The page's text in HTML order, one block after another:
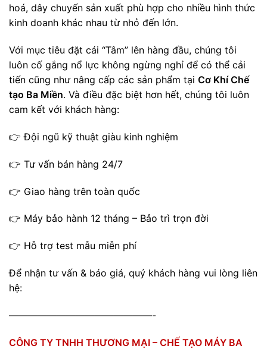
hoá, dây chuyến sản xuất phù hợp cho nhiều hình thức
kinh doanh khác nhau từ nhỏ đến lớn.
Với mục tiêu đặt cái “Tâm” lên hàng đầu, chúng tôi
luôn cố gắng nổ lực không ngừng nghỉ để có thể cải
tiến cũng như nâng cấp các sản phẩm tại Cơ Khí Chế
tạo Ba Miền. Và điều đặc biệt hơn hết, chúng tôi luôn
cam kết với khách hàng:
👉 Đội ngũ kỹ thuật giàu kinh nghiệm
👉 Tư vấn bán hàng 24/7
👉 Giao hàng trên toàn quốc
👉 Máy bảo hành 12 tháng – Bảo trì trọn đời
👉 Hỗ trợ test mẫu miễn phí
Để nhận tư vấn & báo giá, quý khách hàng vui lòng liên
hệ:
———————————————-
CÔNG TY TNHH THƯƠNG MẠI – CHẾ TẠO MÁY BA